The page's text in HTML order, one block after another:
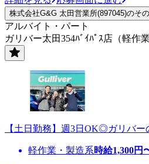
株式会社G&G 太田営業所(897045)のそ
アルバイト・パート
ガリバー太田354ﾊﾞｲﾊﾟｽ店（軽作
【土日勤務】週3日OK◎ガリバー
軽作業・製造系時給1,300円